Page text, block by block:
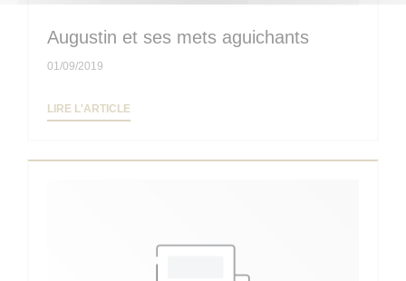
Augustin et ses mets aguichants
01/09/2019
LIRE L'ARTICLE